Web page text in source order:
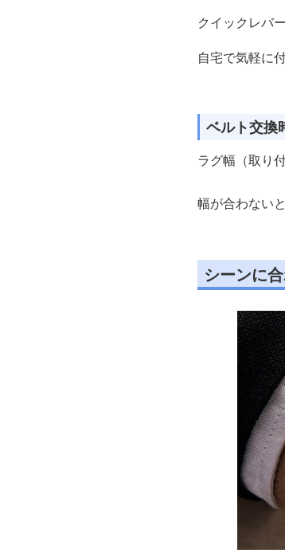
クイックレバ
自宅で気軽に
ベルト交換
ラグ幅（取り
幅が合わない
シーンに